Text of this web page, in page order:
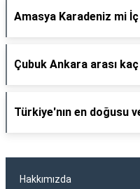
Amasya Karadeniz mi
Çubuk Ankara arası
Türkiye'nın en doğusu
Hakkımızda